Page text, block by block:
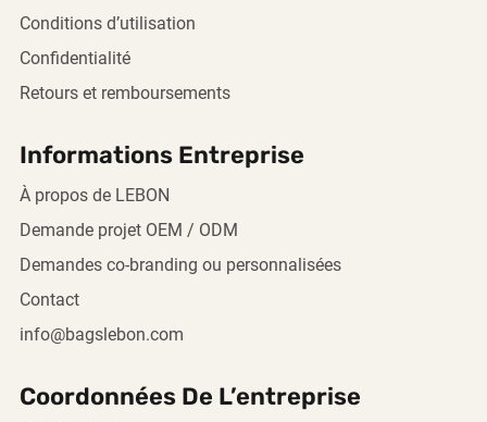
Conditions d’utilisation
Confidentialité
Retours et remboursements
Informations Entreprise
À propos de LEBON
Demande projet OEM / ODM
Demandes co-branding ou personnalisées
Contact
info@bagslebon.com
Coordonnées De L’entreprise